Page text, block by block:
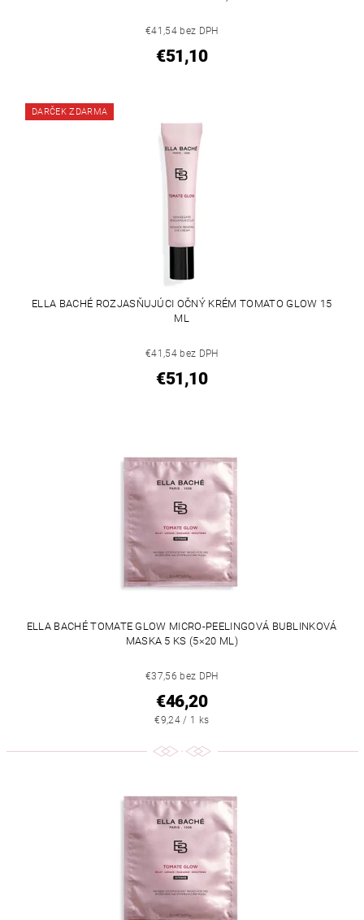
€41,54 bez DPH
€51,10
DARČEK ZDARMA
ELLA BACHÉ ROZJASŇUJÚCI OČNÝ KRÉM TOMATO GLOW 15
ML
€41,54 bez DPH
€51,10
ELLA BACHÉ TOMATE GLOW MICRO-PEELINGOVÁ BUBLINKOVÁ
MASKA 5 KS (5×20 ML)
€37,56 bez DPH
€46,20
€9,24 / 1 ks